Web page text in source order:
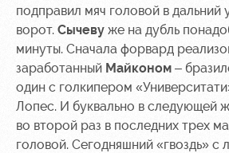
подправил мяч головой в дальний
ворот. Сычеву же на дубль
минуты. Сначала форвард
заработанный Майконом –
один с голкипером
Лопес. И буквально в следующей
во второй раз в последних трех
головой. Сегодняшний «гвоздь» с